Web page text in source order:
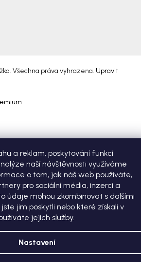
a reklam, poskytování funkcí
naší návštěvnosti využíváme
o tom, jak náš web používáte,
pro sociální média, inzerci a
údaje mohou zkombinovat s dalšími
jim poskytli nebo které získali v
jejich služby.
Nastavení
. Všechna práva vyhrazena. Upravit